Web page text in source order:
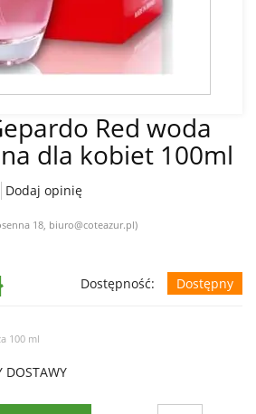
Red woda
dla kobiet 100ml
Dodaj opinię
18, biuro@coteazur.pl)
Dostępność: Dostępny
100 ml
DOSTAWY